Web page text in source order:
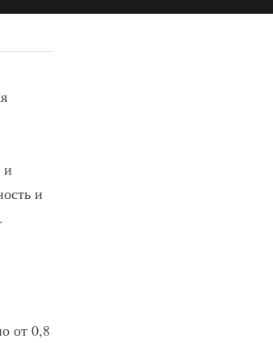
и
и
от 0,8